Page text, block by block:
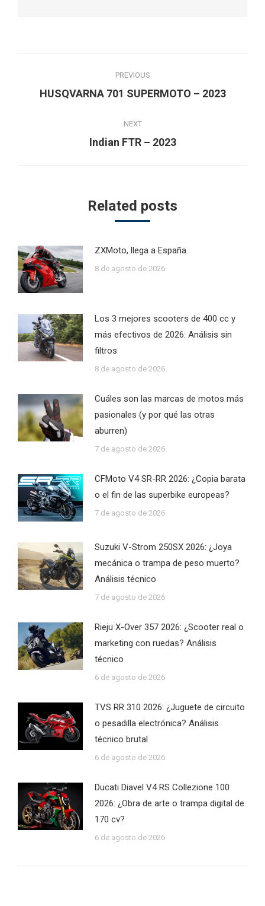
navigation
PREVIOUS
Previous
HUSQVARNA 701 SUPERMOTO – 2023
NEXT
Next
Indian FTR – 2023
Related posts
ZXMoto, llega a España
8 de agosto de 2026
Los 3 mejores scooters de 400 cc y
más efectivos de 2026: Análisis sin
filtros
8 de agosto de 2026
Cuáles son las marcas de motos más
pasionales (y por qué las otras
aburren)
7 de agosto de 2026
CFMoto V4 SR-RR 2026: ¿Copia barata
o el fin de las superbike europeas?
7 de agosto de 2026
Suzuki V-Strom 250SX 2026: ¿Joya
mecánica o trampa de peso muerto?
Análisis técnico
7 de agosto de 2026
Rieju X-Over 357 2026: ¿Scooter real o
marketing con ruedas? Análisis
técnico
6 de agosto de 2026
TVS RR 310 2026: ¿Juguete de circuito
o pesadilla electrónica? Análisis
técnico brutal
6 de agosto de 2026
Ducati Diavel V4 RS Collezione 100
2026: ¿Obra de arte o trampa digital de
170 cv?
6 de agosto de 2026